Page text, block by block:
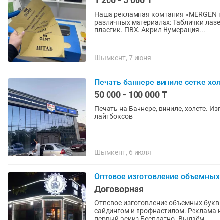
Наша рекламная компания «MERGEN предоставляет услуги лазерной резки и гравировки на
различных материалах: Таблички лазерная гравировка. Золото царапка пластик. Серебро
пластик. ПВХ. Акрил Нумерация...
Шымкент, 7 июня
Печать баннере виниле сетке
50 000 - 100 000 ₸
Печать на Баннере, виниле, холсте.
лайтбоксов
Шымкент, 6 июля
Оптовое изготовление
Договорная
Отповое изготовление объемных
сайдингом и профнастилом. Реклама на транспорте. Выезд на